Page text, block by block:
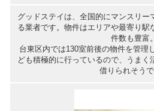
グッドステイは、全国的にマンスリー
る業者です。物件はエリアや最寄り駅
件数も豊富。
台東区内では130室前後の物件を管理
ども積極的に行っているので、うまく
借りられそうで